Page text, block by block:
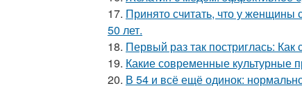
17. Принято считать, что у
50 лет.
18. Первый раз так постриглась:
19. Какие современные культурные
20. В 54 и всё ещё одинок: